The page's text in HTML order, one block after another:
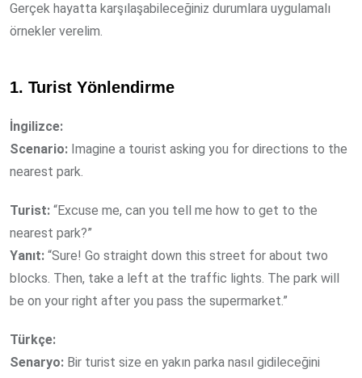
Gerçek hayatta karşılaşabileceğiniz durumlara uygulamalı
örnekler verelim.
1. Turist Yönlendirme
İngilizce:
Scenario: Imagine a tourist asking you for directions to the
nearest park.
Turist: “Excuse me, can you tell me how to get to the
nearest park?”
Yanıt: “Sure! Go straight down this street for about two
blocks. Then, take a left at the traffic lights. The park will
be on your right after you pass the supermarket.”
Türkçe:
Senaryo: Bir turist size en yakın parka nasıl gidileceğini